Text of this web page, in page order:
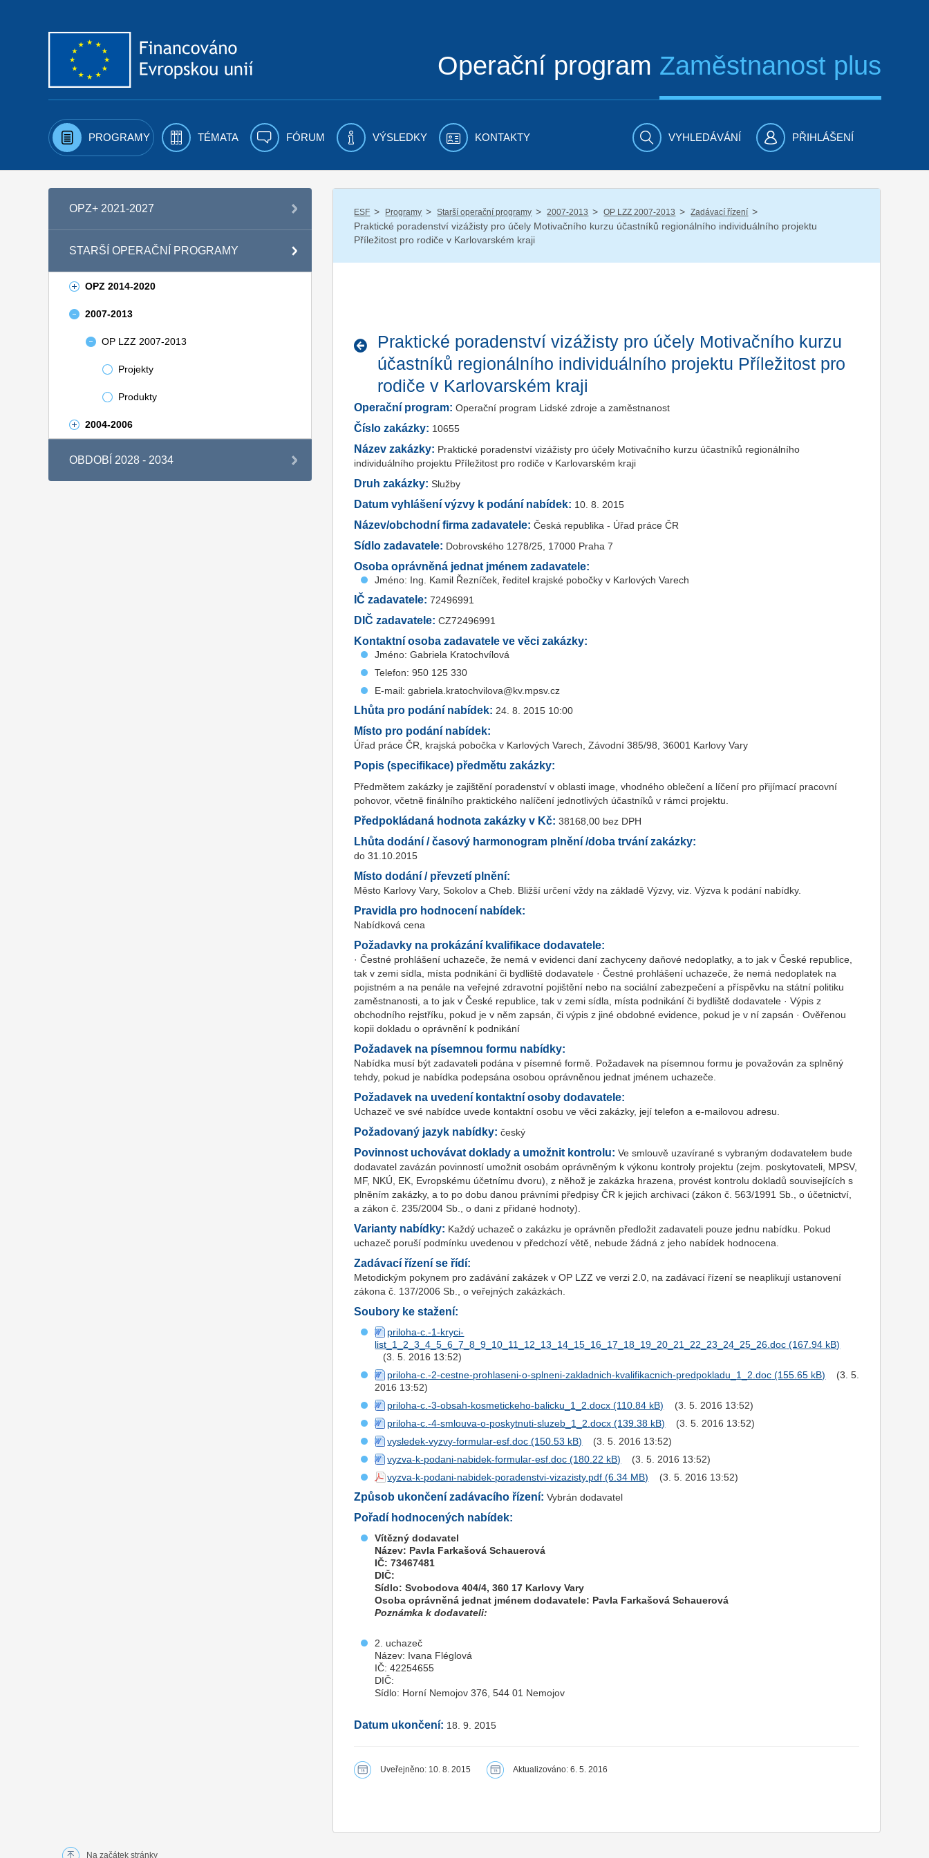
Operační program Zaměstnanost plus
PROGRAMY TÉMATA FÓRUM VÝSLEDKY KONTAKTY VYHLEDÁVÁNÍ PŘIHLÁŠENÍ
OPZ+ 2021-2027
STARŠÍ OPERAČNÍ PROGRAMY
OPZ 2014-2020
2007-2013
OP LZZ 2007-2013
Projekty
Produkty
2004-2006
OBDOBÍ 2028 - 2034
ESF / Programy / Starší operační programy / 2007-2013 / OP LZZ 2007-2013 / Zadávací řízení /
Praktické poradenství vizážisty pro účely Motivačního kurzu účastníků regionálního individuálního projektu
Příležitost pro rodiče v Karlovarském kraji
Praktické poradenství vizážisty pro účely Motivačního kurzu
účastníků regionálního individuálního projektu Příležitost pro
rodiče v Karlovarském kraji
Operační program: Operační program Lidské zdroje a zaměstnanost
Číslo zakázky: 10655
Název zakázky: Praktické poradenství vizážisty pro účely Motivačního kurzu účastníků regionálního
individuálního projektu Příležitost pro rodiče v Karlovarském kraji
Druh zakázky: Služby
Datum vyhlášení výzvy k podání nabídek: 10. 8. 2015
Název/obchodní firma zadavatele: Česká republika - Úřad práce ČR
Sídlo zadavatele: Dobrovského 1278/25, 17000 Praha 7
Osoba oprávněná jednat jménem zadavatele:
Jméno: Ing. Kamil Řezníček, ředitel krajské pobočky v Karlových Varech
IČ zadavatele: 72496991
DIČ zadavatele: CZ72496991
Kontaktní osoba zadavatele ve věci zakázky:
Jméno: Gabriela Kratochvílová
Telefon: 950 125 330
E-mail: gabriela.kratochvilova@kv.mpsv.cz
Lhůta pro podání nabídek: 24. 8. 2015 10:00
Místo pro podání nabídek:
Úřad práce ČR, krajská pobočka v Karlových Varech, Závodní 385/98, 36001 Karlovy Vary
Popis (specifikace) předmětu zakázky:
Předmětem zakázky je zajištění poradenství v oblasti image, vhodného oblečení a líčení pro přijímací pracovní
pohovor, včetně finálního praktického nalíčení jednotlivých účastníků v rámci projektu.
Předpokládaná hodnota zakázky v Kč: 38168,00 bez DPH
Lhůta dodání / časový harmonogram plnění /doba trvání zakázky:
do 31.10.2015
Místo dodání / převzetí plnění:
Město Karlovy Vary, Sokolov a Cheb. Bližší určení vždy na základě Výzvy, viz. Výzva k podání nabídky.
Pravidla pro hodnocení nabídek:
Nabídková cena
Požadavky na prokázání kvalifikace dodavatele:
· Čestné prohlášení uchazeče, že nemá v evidenci daní zachyceny daňové nedoplatky, a to jak v České republice,
tak v zemi sídla, místa podnikání či bydliště dodavatele · Čestné prohlášení uchazeče, že nemá nedoplatek na
pojistném a na penále na veřejné zdravotní pojištění nebo na sociální zabezpečení a příspěvku na státní politiku
zaměstnanosti, a to jak v České republice, tak v zemi sídla, místa podnikání či bydliště dodavatele · Výpis z
obchodního rejstříku, pokud je v něm zapsán, či výpis z jiné obdobné evidence, pokud je v ní zapsán · Ověřenou
kopii dokladu o oprávnění k podnikání
Požadavek na písemnou formu nabídky:
Nabídka musí být zadavateli podána v písemné formě. Požadavek na písemnou formu je považován za splněný
tehdy, pokud je nabídka podepsána osobou oprávněnou jednat jménem uchazeče.
Požadavek na uvedení kontaktní osoby dodavatele:
Uchazeč ve své nabídce uvede kontaktní osobu ve věci zakázky, její telefon a e-mailovou adresu.
Požadovaný jazyk nabídky: český
Povinnost uchovávat doklady a umožnit kontrolu: Ve smlouvě uzavírané s vybraným dodavatelem bude
dodavatel zavázán povinností umožnit osobám oprávněným k výkonu kontroly projektu (zejm. poskytovateli, MPSV,
MF, NKÚ, EK, Evropskému účetnímu dvoru), z něhož je zakázka hrazena, provést kontrolu dokladů souvisejících s
plněním zakázky, a to po dobu danou právními předpisy ČR k jejich archivaci (zákon č. 563/1991 Sb., o účetnictví,
a zákon č. 235/2004 Sb., o dani z přidané hodnoty).
Varianty nabídky: Každý uchazeč o zakázku je oprávněn předložit zadavateli pouze jednu nabídku. Pokud
uchazeč poruší podmínku uvedenou v předchozí větě, nebude žádná z jeho nabídek hodnocena.
Zadávací řízení se řídí:
Metodickým pokynem pro zadávání zakázek v OP LZZ ve verzi 2.0, na zadávací řízení se neaplikují ustanovení
zákona č. 137/2006 Sb., o veřejných zakázkách.
Soubory ke stažení:
priloha-c.-1-kryci-
list_1_2_3_4_5_6_7_8_9_10_11_12_13_14_15_16_17_18_19_20_21_22_23_24_25_26.doc
(3. 5. 2016 13:52)
priloha-c.-2-cestne-prohlaseni-o-splneni-zakladnich-kvalifikacnich-predpokladu_1_2.doc
(3. 5.
2016 13:52)
priloha-c.-3-obsah-kosmetickeho-balicku_1_2.docx
(3. 5. 2016 13:52)
priloha-c.-4-smlouva-o-poskytnuti-sluzeb_1_2.docx
(3. 5. 2016 13:52)
vysledek-vyzvy-formular-esf.doc
(3. 5. 2016 13:52)
vyzva-k-podani-nabidek-formular-esf.doc
(3. 5. 2016 13:52)
vyzva-k-podani-nabidek-poradenstvi-vizazisty.pdf
(3. 5. 2016 13:52)
Způsob ukončení zadávacího řízení: Vybrán dodavatel
Pořadí hodnocených nabídek:
Vítězný dodavatel
Název: Pavla Farkašová Schauerová
IČ: 73467481
DIČ:
Sídlo: Svobodova 404/4, 360 17 Karlovy Vary
Osoba oprávněná jednat jménem dodavatele: Pavla Farkašová Schauerová
Poznámka k dodavateli:
2. uchazeč
Název: Ivana Fléglová
IČ: 42254655
DIČ:
Sídlo: Horní Nemojov 376, 544 01 Nemojov
Datum ukončení: 18. 9. 2015
Uveřejněno: 10. 8. 2015 Aktualizováno: 6. 5. 2016
Na začátek stránky